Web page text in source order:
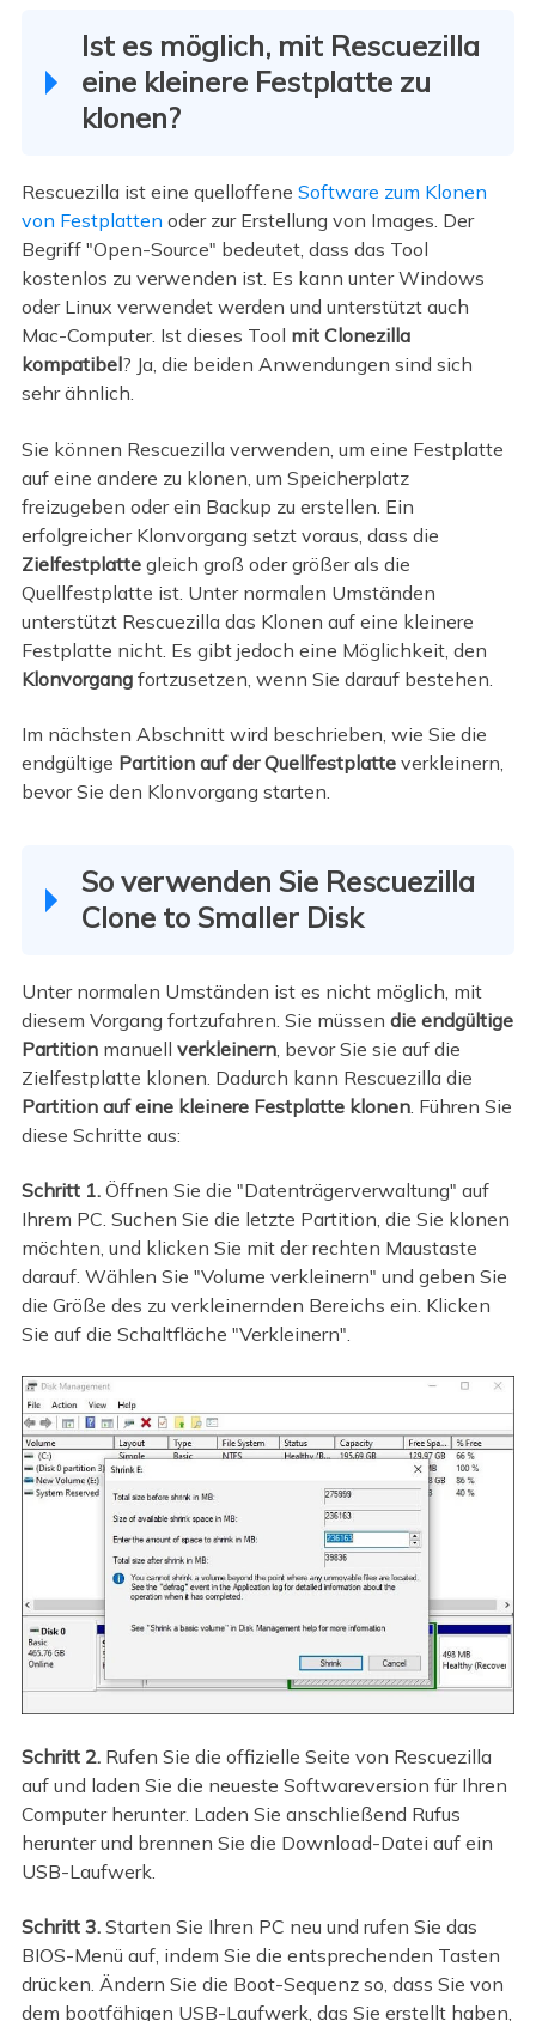
Ist es möglich, mit Rescuezilla
eine kleinere Festplatte zu
klonen?
Rescuezilla ist eine quelloffene Software zum Klonen
von Festplatten oder zur Erstellung von Images. Der
Begriff "Open-Source" bedeutet, dass das Tool
kostenlos zu verwenden ist. Es kann unter Windows
oder Linux verwendet werden und unterstützt auch
Mac-Computer. Ist dieses Tool mit Clonezilla
kompatibel? Ja, die beiden Anwendungen sind sich
sehr ähnlich.
Sie können Rescuezilla verwenden, um eine Festplatte
auf eine andere zu klonen, um Speicherplatz
freizugeben oder ein Backup zu erstellen. Ein
erfolgreicher Klonvorgang setzt voraus, dass die
Zielfestplattegleich groß oder größer als die
Quellfestplatte ist. Unter normalen Umständen
unterstützt Rescuezilla das Klonen auf eine kleinere
Festplatte nicht. Es gibt jedoch eine Möglichkeit, den
Klonvorgangfortzusetzen, wenn Sie darauf bestehen.
Im nächsten Abschnitt wird beschrieben, wie Sie die
endgültige Partition auf der Quellfestplatteverkleinern,
bevor Sie den Klonvorgang starten.
So verwenden Sie Rescuezilla
Clone to Smaller Disk
Unter normalen Umständen ist es nicht möglich, mit
diesem Vorgang fortzufahren. Sie müssen die endgültige
Partitionmanuell verkleinern, bevor Sie sie auf die
Zielfestplatte klonen. Dadurch kann Rescuezilla die
Partition auf eine kleinere Festplatte klonen. Führen Sie
diese Schritte aus:
Schritt 1.Öffnen Sie die "Datenträgerverwaltung" auf
Ihrem PC. Suchen Sie die letzte Partition, die Sie klonen
möchten, und klicken Sie mit der rechten Maustaste
darauf. Wählen Sie "Volume verkleinern" und geben Sie
die Größe des zu verkleinernden Bereichs ein. Klicken
Sie auf die Schaltfläche "Verkleinern".
Schritt 2.Rufen Sie die offizielle Seite von Rescuezilla
auf und laden Sie die neueste Softwareversion für Ihren
Computer herunter. Laden Sie anschließend Rufus
herunter und brennen Sie die Download-Datei auf ein
USB-Laufwerk.
Schritt 3.Starten Sie Ihren PC neu und rufen Sie das
BIOS-Menü auf, indem Sie die entsprechenden Tasten
drücken. Ändern Sie die Boot-Sequenz so, dass Sie von
dem bootfähigen USB-Laufwerk, das Sie erstellt haben,